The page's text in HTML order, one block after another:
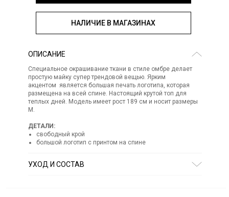
НАЛИЧИЕ В МАГАЗИНАХ
ОПИСАНИЕ
Специальное окрашивание ткани в стиле омбре делает
простую майку супер трендовой вещью. Ярким
акцентом является большая печать логотипа, которая
размещена на всей спине. Настоящий крутой топ для
теплых дней. Модель имеет рост 189 см и носит размеры
М.
ДЕТАЛИ:
свободный крой
большой логотип с принтом на спине
УХОД И СОСТАВ